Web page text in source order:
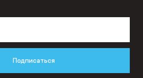
Подписаться